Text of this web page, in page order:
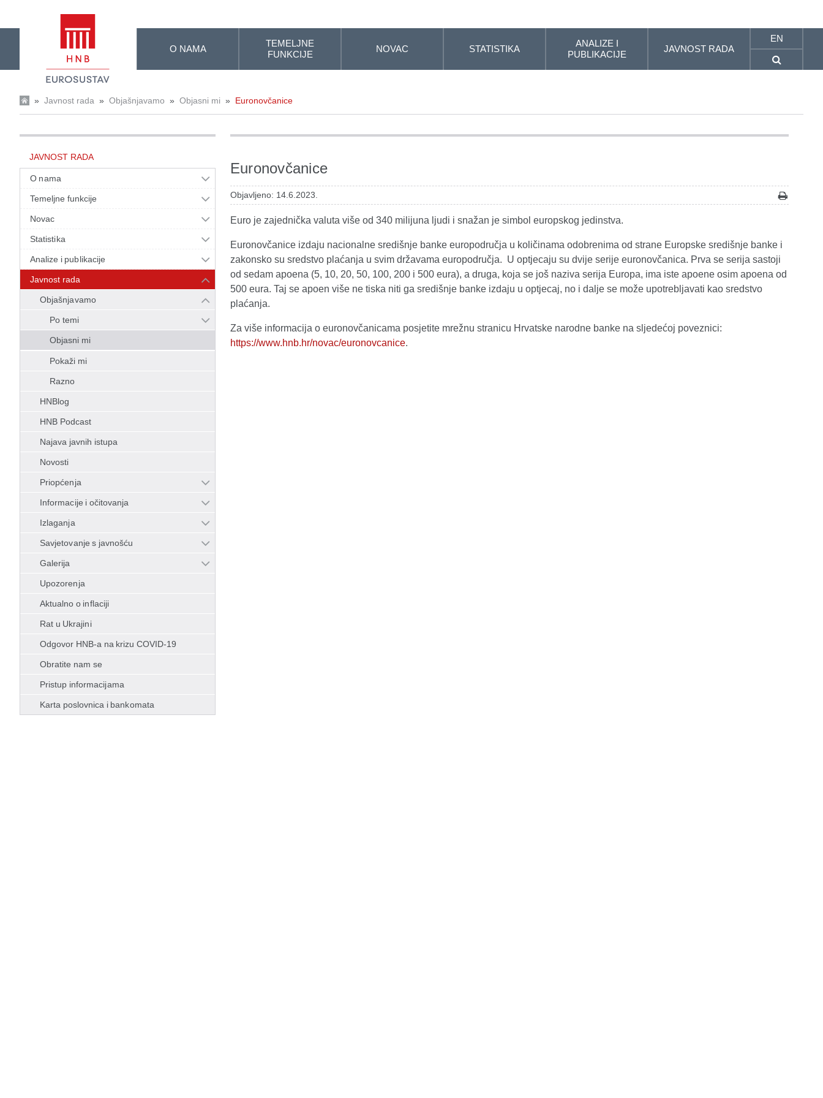
O NAMA
TEMELJNE
FUNKCIJE
NOVAC STATISTIKA
ANALIZE I
PUBLIKACIJE
JAVNOST RADA
EN
» Javnost rada » Objašnjavamo » Objasni mi » Euronovčanice
JAVNOST RADA
O nama
Temeljne funkcije
Novac
Statistika
Analize i publikacije
Javnost rada
Objašnjavamo
Po temi
Objasni mi
Pokaži mi
Razno
HNBlog
HNB Podcast
Najava javnih istupa
Novosti
Priopćenja
Informacije i očitovanja
Izlaganja
Savjetovanje s javnošću
Galerija
Upozorenja
Aktualno o inflaciji
Rat u Ukrajini
Odgovor HNB-a na krizu COVID-19
Obratite nam se
Pristup informacijama
Karta poslovnica i bankomata
Euronovčanice
Objavljeno: 14.6.2023.
Euro je zajednička valuta više od 340 milijuna ljudi i snažan je simbol europskog jedinstva.
Euronovčanice izdaju nacionalne središnje banke europodručja u količinama odobrenima od strane Europske središnje banke i
zakonsko su sredstvo plaćanja u svim državama europodručja. U optjecaju su dvije serije euronovčanica. Prva se serija sastoji
od sedam apoena (5, 10, 20, 50, 100, 200 i 500 eura), a druga, koja se još naziva serija Europa, ima iste apoene osim apoena od
500 eura. Taj se apoen više ne tiska niti ga središnje banke izdaju u optjecaj, no i dalje se može upotrebljavati kao sredstvo
plaćanja.
Za više informacija o euronovčanicama posjetite mrežnu stranicu Hrvatske narodne banke na sljedećoj poveznici:
https://www.hnb.hr/novac/euronovcanice.